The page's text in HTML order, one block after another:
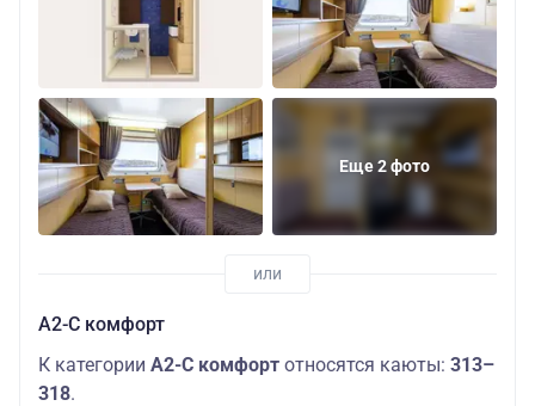
Еще 2 фото
А2-С комфорт
К категории А2-С комфорт относятся каюты: 313–
318.